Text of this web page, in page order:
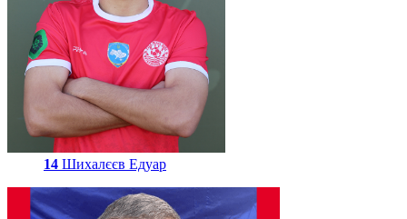
14 Шихалєєв Едуар